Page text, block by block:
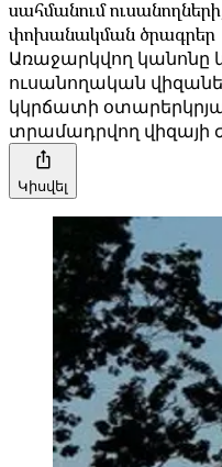
սահմանում
փոխանակման ծրագրեր
Առաջարկվող
ուսանողական
կկրճատի
տրամադրվող վիզայի
Կիսվել